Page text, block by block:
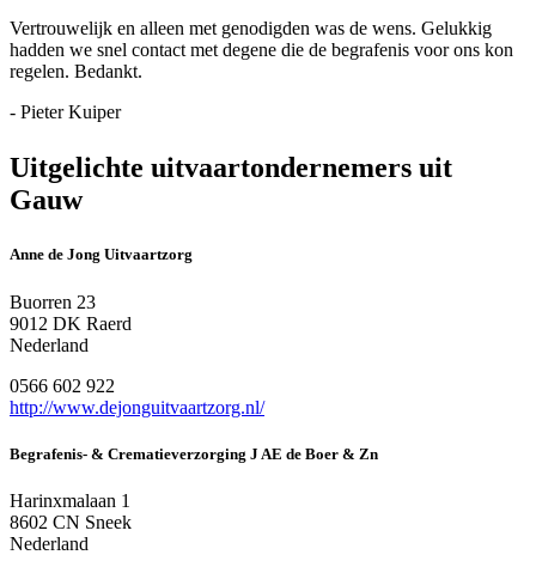
Vertrouwelijk en alleen met genodigden was de wens. Gelukkig
hadden we snel contact met degene die de begrafenis voor ons kon
regelen. Bedankt.
- Pieter Kuiper
Uitgelichte uitvaartondernemers uit
Gauw
Anne de Jong Uitvaartzorg
Buorren 23
9012 DK Raerd
Nederland
0566 602 922
http://www.dejonguitvaartzorg.nl/
Begrafenis- & Crematieverzorging J AE de Boer & Zn
Harinxmalaan 1
8602 CN Sneek
Nederland